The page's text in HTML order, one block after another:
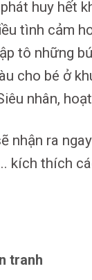
huy hết
tình cảm
tô những
cho bé ở
nhân,
nhận ra
kích thích
tranh